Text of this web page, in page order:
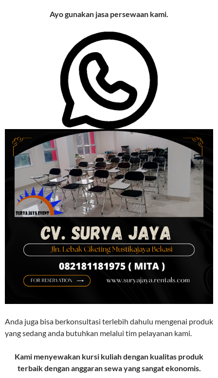
Ayo gunakan jasa persewaan kami.
Anda juga bisa berkonsultasi terlebih dahulu mengenai produk
yang sedang anda butuhkan melalui tim pelayanan kami.
Kami menyewakan kursi kuliah dengan kualitas produk
terbaik dengan anggaran sewa yang sangat ekonomis.